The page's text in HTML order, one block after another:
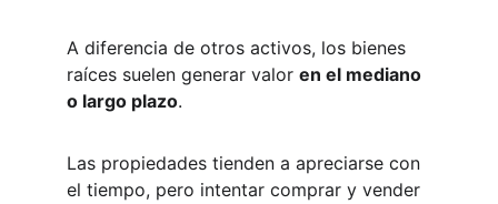
A diferencia de otros activos, los bienes
raíces suelen generar valor en el mediano
o largo plazo.
Las propiedades tienden a apreciarse con
el tiempo, pero intentar comprar y vender